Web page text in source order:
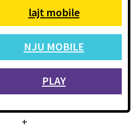
lajt mobile
NJU MOBILE
PLAY
+